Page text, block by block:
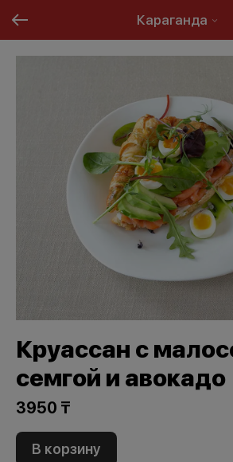
Караганда
Круассан с
семгой и авокадо
3950 ₸
В корзину